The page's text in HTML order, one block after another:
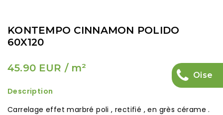
Oise
KONTEMPO CINNAMON POLIDO
60X120
45.90 EUR / m²
Description
Carrelage effet marbré poli , rectifié , en grès cérame .